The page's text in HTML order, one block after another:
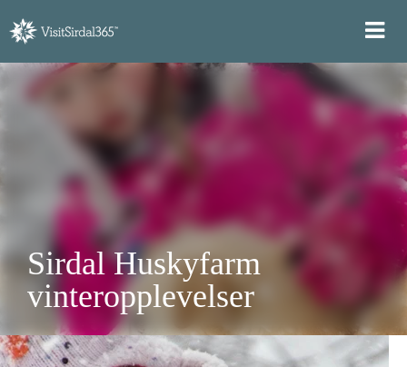
Sirdal Huskyfarm
vinteropplevelser